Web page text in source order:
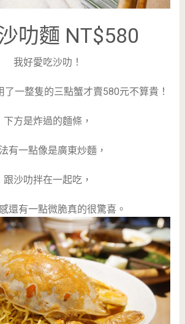
叻麵 NT$580
我好愛吃沙叻！
了一整隻的三點蟹才賣580元不算貴！
下方是炸過的麵條，
有一點像是廣東炒麵，
跟沙叻拌在一起吃，
還有一點微脆真的很驚喜。